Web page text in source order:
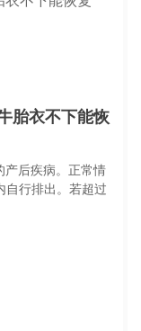
胎衣不下能恢
产后疾病。正常情
自行排出。若超过